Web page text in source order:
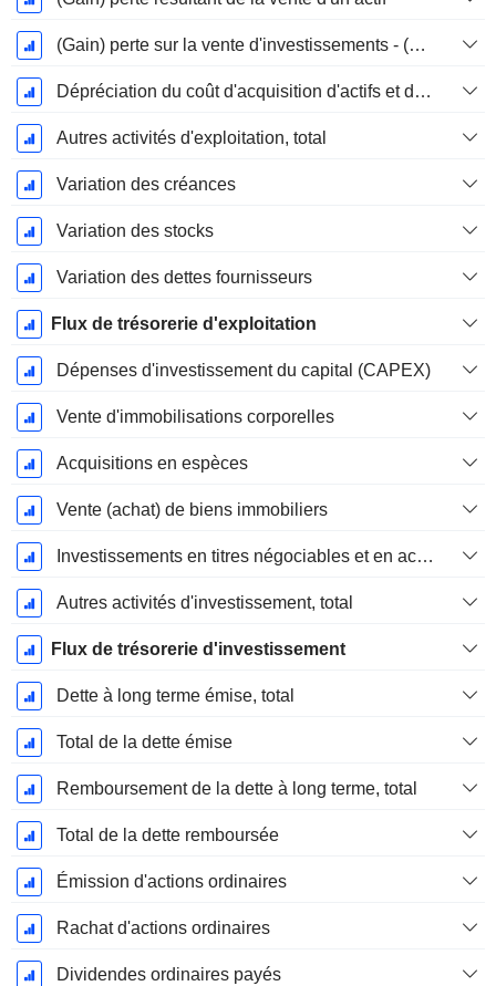
(Gain) perte sur la vente d'investissements - (CF)
Dépréciation du coût d'acquisition d'actifs et dépenses de restructuration
Autres activités d'exploitation, total
Variation des créances
Variation des stocks
Variation des dettes fournisseurs
Flux de trésorerie d'exploitation
Dépenses d'investissement du capital (CAPEX)
Vente d'immobilisations corporelles
Acquisitions en espèces
Vente (achat) de biens immobiliers
Investissements en titres négociables et en actions, total
Autres activités d'investissement, total
Flux de trésorerie d'investissement
Dette à long terme émise, total
Total de la dette émise
Remboursement de la dette à long terme, total
Total de la dette remboursée
Émission d'actions ordinaires
Rachat d'actions ordinaires
Dividendes ordinaires payés